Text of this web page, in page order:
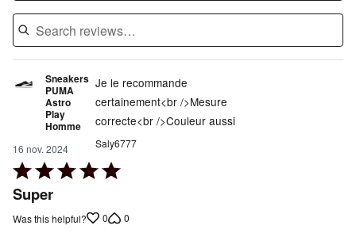
Sneakers
PUMA
Astro
Play
Homme
16 nov. 2024
Rated
5
of
Super
Je le recommande
certainement<br />Mesure
correcte<br />Couleur aussi
Saly6777
Was this helpful? 0 0